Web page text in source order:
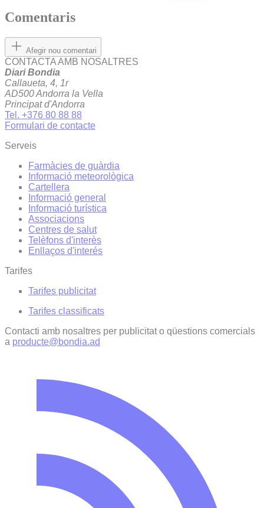
Comentaris
Afegir nou comentari
CONTACTA AMB NOSALTRES
Diari Bondia
Callaueta, 4, 1r
AD500 Andorra la Vella
Principat d'Andorra
Tel. +376 80 88 88
Formulari de contacte
Serveis
Farmàcies de guàrdia
Informació meteorològica
Cartellera
Informació general
Informació turística
Associacions
Centres de salut
Telèfons d'interès
Enllaços d'interés
Tarifes
Tarifes publicitat
Tarifes classificats
Contacti amb nosaltres per publicitat o qüestions comercials
a producte@bondia.ad